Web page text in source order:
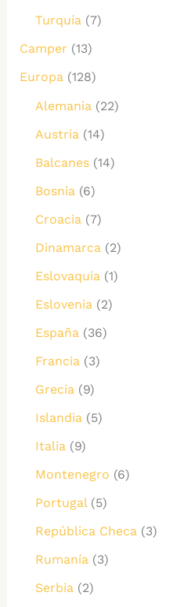
Turquía(7)
Camper (13)
Europa(128)
Alemania(22)
Austria(14)
Balcanes(14)
Bosnia(6)
Croacia(7)
Dinamarca(2)
Eslovaquia(1)
Eslovenia(2)
España(36)
Francia(3)
Grecia(9)
Islandia(5)
Italia(9)
Montenegro (6)
Portugal(5)
República Checa(3)
Rumanía(3)
Serbia(2)